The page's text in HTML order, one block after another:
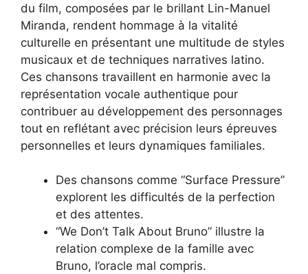
du film, composées par le brillant Lin-Manuel
Miranda, rendent hommage à la vitalité
culturelle en présentant une multitude de styles
musicaux et de techniques narratives latino.
Ces chansons travaillent en harmonie avec la
représentation vocale authentique pour
contribuer au développement des personnages
tout en reflétant avec précision leurs épreuves
personnelles et leurs dynamiques familiales.
Des chansons comme “Surface Pressure”
explorent les difficultés de la perfection
et des attentes.
“We Don’t Talk About Bruno” illustre la
relation complexe de la famille avec
Bruno, l’oracle mal compris.